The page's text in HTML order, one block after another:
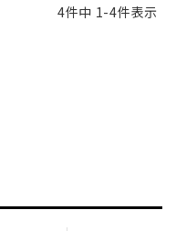
4件中 1-4件表示